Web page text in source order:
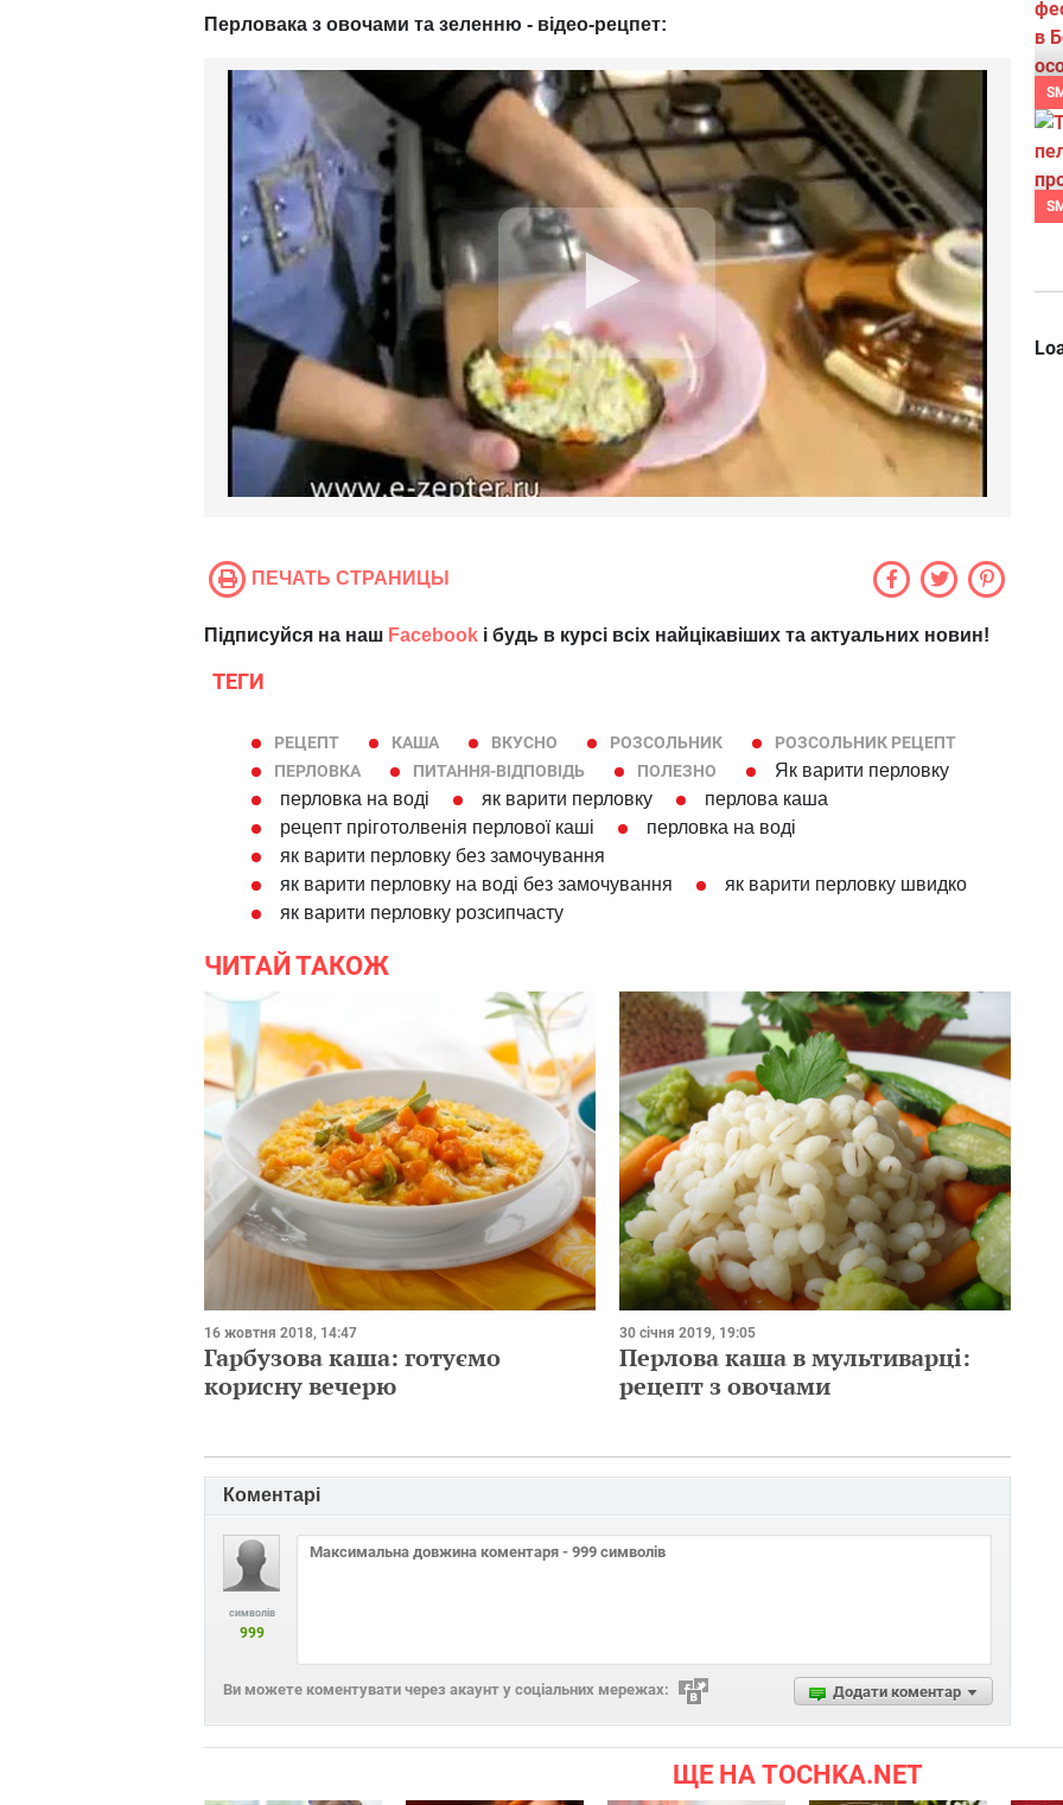
Перловака з овочами та зеленню - відео-рецпет:
ПЕЧАТЬ СТРАНИЦЫ
Підписуйся на наш Facebook і будь в курсі всіх найцікавіших та актуальних новин!
ТЕГИ
РЕЦЕПТ КАША ВКУСНО РОЗСОЛЬНИК
РОЗСОЛЬНИК РЕЦЕПТ
ПЕРЛОВКА
ПИТАННЯ-ВІДПОВІДЬ ПОЛЕЗНО
Як варити перловку
перловка на воді
як варити перловку
перлова каша
рецепт пріготолвенія перлової каші
перловка на воді
як варити перловку без замочування
як варити перловку на воді без замочування
як варити перловку швидко
як варити перловку розсипчасту
ЧИТАЙ ТАКОЖ
16 жовтня 2018, 14:47
Гарбузова каша: готуємо
корисну вечерю
30 січня 2019, 19:05
Перлова каша в мультиварці:
рецепт з овочами
Коментарі
символів
999
Додати коментар
Ви можете коментувати через акаунт у соціальних мережах:
ЩЕ НА TOCHKA.NET